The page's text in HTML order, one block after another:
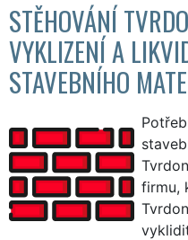
STĚHOVÁNÍ
VYKLIZENÍ A
STAVEBNÍHO
firmu,